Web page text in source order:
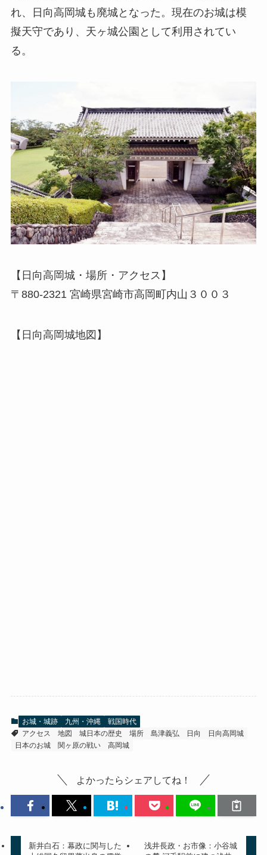
れ、日向高岡城も廃城となった。現在のお城は模
擬天守であり、天ヶ城公園として利用されてい
る。
【日向高岡城・場所・アクセス】
〒880-2321 宮崎県宮崎市高岡町内山３００３
【日向高岡城地図】
お城・城跡 九州・沖縄
戦国時代
アクセス
地図 城日本の歴史 場所 島津義弘 日向
日向高岡城
日本のお城
関ヶ原の戦い 高岡城
よかったらシェアしてね！
新井白石：幕政に関与した
浅井長政・お市像：小谷城